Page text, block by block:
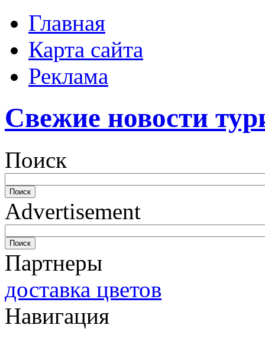
Главная
Карта сайта
Реклама
Свежие новости
Поиск
Advertisement
Партнеры
доставка цветов
Навигация